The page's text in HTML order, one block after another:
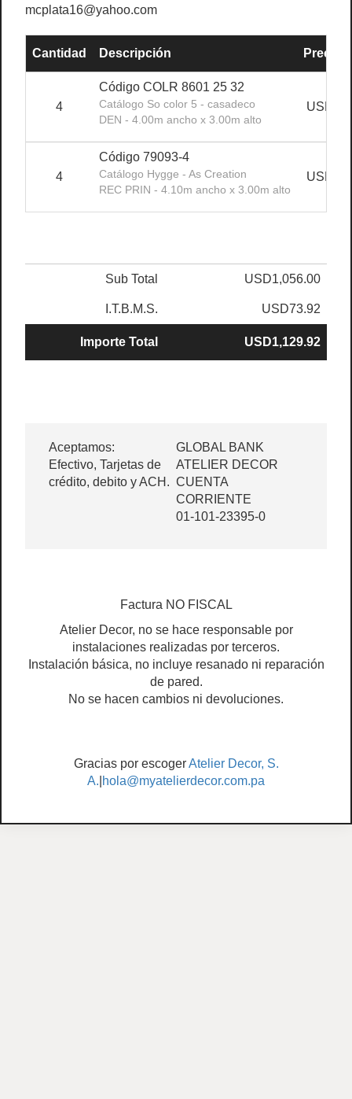
mcplata16@yahoo.com
Cantidad Descripción Precio
4
Código COLR 8601 25 32
Catálogo So color 5 - casadeco
DEN - 4.00m ancho x 3.00m alto
4
Código 79093-4
Catálogo Hygge - As Creation
REC PRIN - 4.10m ancho x 3.00m alto
Sub Total USD1,056.00
I.T.B.M.S. USD73.92
Importe Total USD1,129.92
Aceptamos:
Efectivo, Tarjetas de
crédito, debito y ACH.
GLOBAL BANK
ATELIER DECOR
CUENTA
CORRIENTE
01-101-23395-0
Factura NO FISCAL
Atelier Decor, no se hace responsable por
instalaciones realizadas por terceros.
Instalación básica, no incluye resanado ni reparación
de pared.
No se hacen cambios ni devoluciones.
Gracias por escogerAtelier Decor, S.
A. hola@myatelierdecor.com.pa